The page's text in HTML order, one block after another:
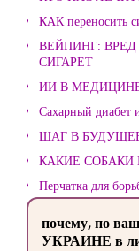
КАК переносить
ВЕЙПИНГ:
СИГАРЕТ
ИИ В
Сахарный диабет
ШАГ В
КАКИЕ
Перчатка для
почему, по
УКРАИНЕ в